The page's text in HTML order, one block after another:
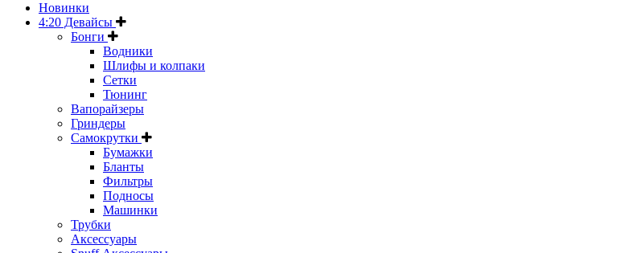
Новинки
4:20 Девайсы
Бонги
Водники
Шлифы и колпаки
Сетки
Тюнинг
Вапорайзеры
Гриндеры
Самокрутки
Бумажки
Бланты
Фильтры
Подносы
Машинки
Трубки
Аксессуары